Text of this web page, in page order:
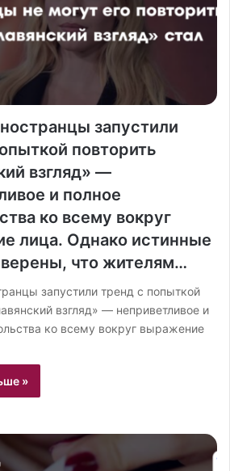
запустили
повторить
взгляд» —
и полное
ко всему вокруг
лица. Однако истинные
что жителям…
запустили тренд с попыткой
взгляд» — неприветливое и
ко всему вокруг выражение
»